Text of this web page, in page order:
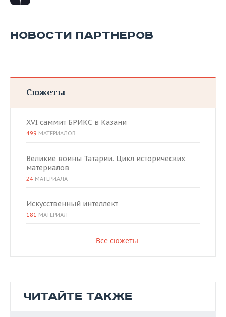
НОВОСТИ ПАРТНЕРОВ
Сюжеты
XVI саммит БРИКС в Казани
499 МАТЕРИАЛОВ
Великие воины Татарии. Цикл исторических
материалов
24 МАТЕРИАЛА
Искусственный интеллект
181 МАТЕРИАЛ
Все сюжеты
ЧИТАЙТЕ ТАКЖЕ